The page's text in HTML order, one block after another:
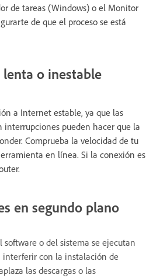
de tareas (Windows) o el Monitor
de que el proceso se está
o inestable
a Internet estable, ya que las
interrupciones pueden hacer que la
Comprueba la velocidad de tu
en línea. Si la conexión es
en segundo plano
software o del sistema se ejecutan
interferir con la instalación de
las descargas o las